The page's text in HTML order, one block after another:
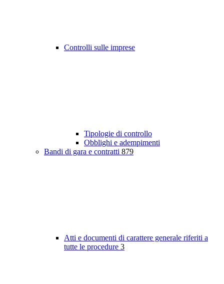
Controlli sulle imprese
Tipologie di controllo
Obblighi e adempimenti
Bandi di gara e contratti 879
Atti e documenti di carattere generale riferiti a
tutte le procedure 3